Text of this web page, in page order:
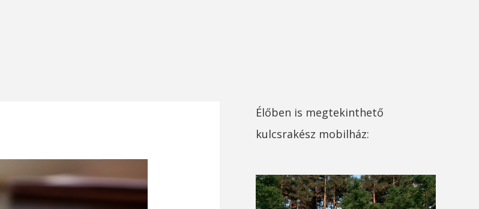
Élőben is megtekinthető
kulcsrakész mobilház: